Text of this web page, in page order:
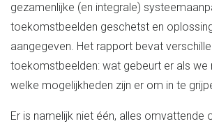
gezamenlijke (en integrale)
toekomstbeelden geschetst en
aangegeven. Het rapport bevat
toekomstbeelden: wat gebeurt er als we
welke mogelijkheden zijn er om in te
Er is namelijk niet één, alles omvattende